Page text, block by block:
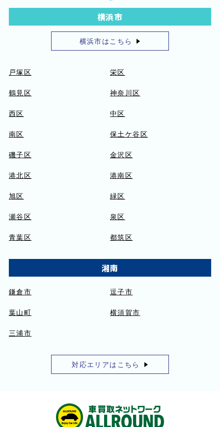
横浜市
横浜市はこちら
戸塚区 栄区
鶴見区 神奈川区
西区 中区
南区 保土ケ谷区
磯子区 金沢区
港北区 港南区
旭区 緑区
瀬谷区 泉区
青葉区 都筑区
湘南
鎌倉市 逗子市
葉山町 横須賀市
三浦市
対応エリアはこちら